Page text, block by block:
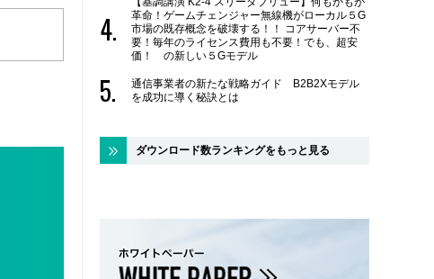
革命！ゲームチェンジャー無線機がローカル５G
市場の既存概念を破壊する！！ コアサーバー不
要！毎年のライセンス費用も不要！でも、超安
価！ の新しい５Gモデル
通信事業者の新たな戦略ガイド B2B2Xモデル
を成功に導く秘訣とは
ダウンロード数ランキングをもっと見る